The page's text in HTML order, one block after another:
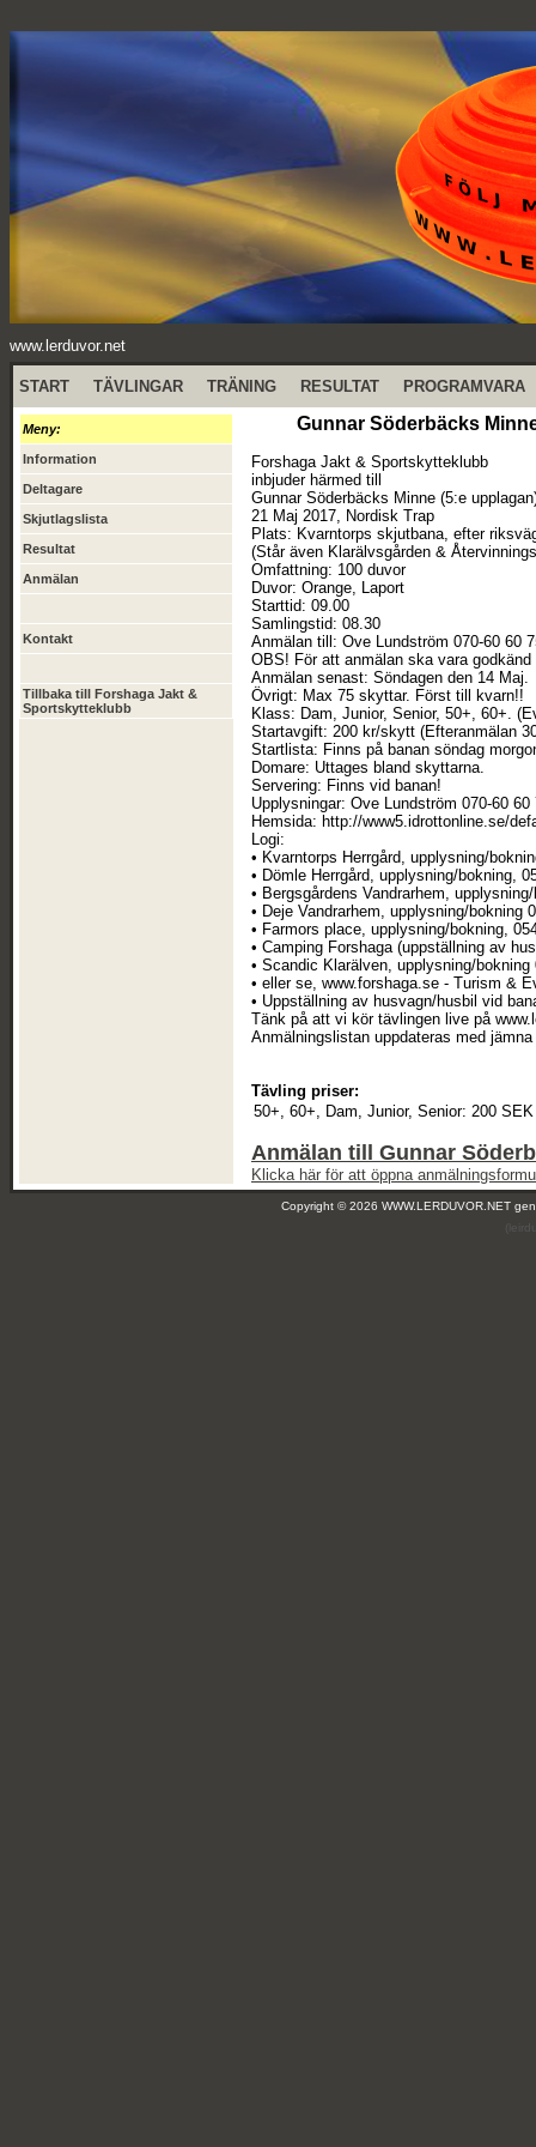
www.lerduvor.net
START TÄVLINGAR TRÄNING RESULTAT PROGRAMVARA
Meny:
Information
Deltagare
Skjutlagslista
Resultat
Anmälan
Kontakt
Tillbaka till Forshaga Jakt &
Sportskytteklubb
Gunnar Söderbäcks
Forshaga Jakt & Sportskytteklubb
inbjuder härmed till
Gunnar Söderbäcks Minne (5:e
21 Maj 2017, Nordisk Trap
Plats: Kvarntorps skjutbana, efter
(Står även Klarälvsgården &
Omfattning: 100 duvor
Duvor: Orange, Laport
Starttid: 09.00
Samlingstid: 08.30
Anmälan till: Ove Lundström 070-60 60
OBS! För att anmälan ska vara
Anmälan senast: Söndagen den 14 Maj.
Övrigt: Max 75 skyttar. Först till kvarn!!
Klass: Dam, Junior, Senior, 50+, 60+.
Startavgift: 200 kr/skytt (Efteranmälan
Startlista: Finns på banan söndag
Domare: Uttages bland skyttarna.
Servering: Finns vid banan!
Upplysningar: Ove Lundström 070-60 60
Hemsida: http://www5.idrottonline.se/
Logi:
• Kvarntorps Herrgård, upplysning/
• Dömle Herrgård, upplysning/bokning,
• Bergsgårdens Vandrarhem,
• Deje Vandrarhem, upplysning/bokning
• Farmors place, upplysning/bokning,
• Camping Forshaga (uppställning av
• Scandic Klarälven, upplysning/bokning
• eller se, www.forshaga.se - Turism &
• Uppställning av husvagn/husbil vid
Tänk på att vi kör tävlingen live på
Anmälningslistan uppdateras med
Tävling priser:
50+, 60+, Dam, Junior, Senior: 200 SEK
Anmälan till Gunnar
Klicka här för att öppna
Copyright © 2026 WWW.LERDUVOR.NET